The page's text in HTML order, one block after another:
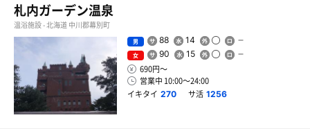
札内ガーデン温泉
温浴施設 - 北海道 中川郡幕別町
男 88 14
女 90 15
690円〜
営業中 10:00〜24:00
イキタイ 270 サ活 1256